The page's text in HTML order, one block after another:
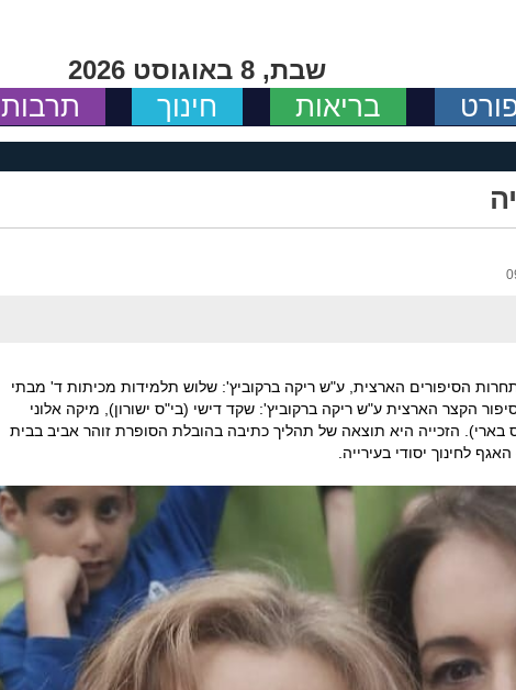
שבת, 8 באוגוסט 2026
בריאות חינוך תרבות
הסיפורים הארצית, ע"ש ריקה ברקוביץ': שלוש תלמידות מכיתות ד' מבתי
הקצר הארצית ע"ש ריקה ברקוביץ': שקד דישי (בי"ס ישורון), מיקה אלוני
בארי). הזכייה היא תוצאה של תהליך כתיבה בהובלת הסופרת זוהר אביב בבית
לחינוך יסודי בעירייה.